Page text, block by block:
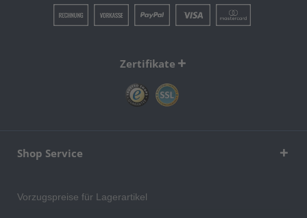
Zertifikate
Shop Service
Vorzugspreise für Lagerartikel